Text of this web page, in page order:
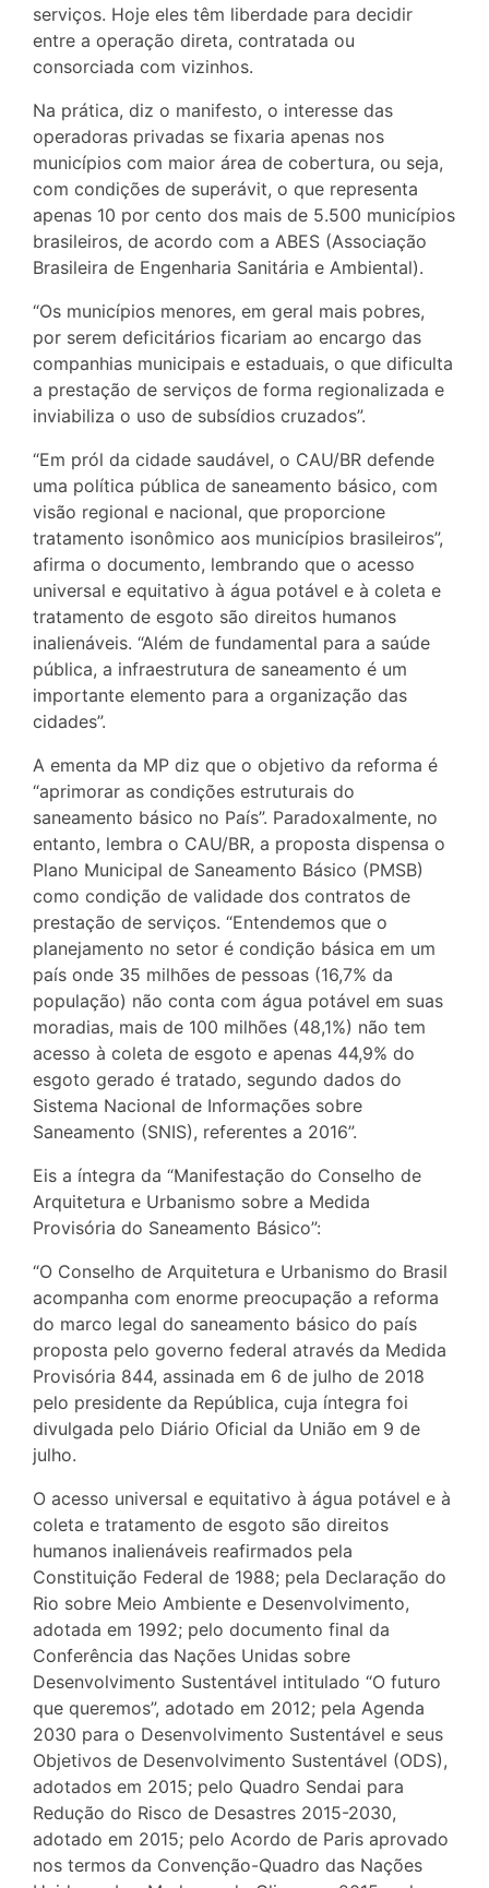
serviços. Hoje eles têm liberdade para decidir
entre a operação direta, contratada ou
consorciada com vizinhos.
Na prática, diz o manifesto, o interesse das
operadoras privadas se fixaria apenas nos
municípios com maior área de cobertura, ou seja,
com condições de superávit, o que representa
apenas 10 por cento dos mais de 5.500 municípios
brasileiros, de acordo com a ABES (Associação
Brasileira de Engenharia Sanitária e Ambiental).
“Os municípios menores, em geral mais pobres,
por serem deficitários ficariam ao encargo das
companhias municipais e estaduais, o que dificulta
a prestação de serviços de forma regionalizada e
inviabiliza o uso de subsídios cruzados”.
“Em pról da cidade saudável, o CAU/BR defende
uma política pública de saneamento básico, com
visão regional e nacional, que proporcione
tratamento isonômico aos municípios brasileiros”,
afirma o documento, lembrando que o acesso
universal e equitativo à água potável e à coleta e
tratamento de esgoto são direitos humanos
inalienáveis. “Além de fundamental para a saúde
pública, a infraestrutura de saneamento é um
importante elemento para a organização das
cidades”.
A ementa da MP diz que o objetivo da reforma é
“aprimorar as condições estruturais do
saneamento básico no País”. Paradoxalmente, no
entanto, lembra o CAU/BR, a proposta dispensa o
Plano Municipal de Saneamento Básico (PMSB)
como condição de validade dos contratos de
prestação de serviços. “Entendemos que o
planejamento no setor é condição básica em um
país onde 35 milhões de pessoas (16,7% da
população) não conta com água potável em suas
moradias, mais de 100 milhões (48,1%) não tem
acesso à coleta de esgoto e apenas 44,9% do
esgoto gerado é tratado, segundo dados do
Sistema Nacional de Informações sobre
Saneamento (SNIS), referentes a 2016”.
Eis a íntegra da “Manifestação do Conselho de
Arquitetura e Urbanismo sobre a Medida
Provisória do Saneamento Básico”:
“O Conselho de Arquitetura e Urbanismo do Brasil
acompanha com enorme preocupação a reforma
do marco legal do saneamento básico do país
proposta pelo governo federal através da Medida
Provisória 844, assinada em 6 de julho de 2018
pelo presidente da República, cuja íntegra foi
divulgada pelo Diário Oficial da União em 9 de
julho.
O acesso universal e equitativo à água potável e à
coleta e tratamento de esgoto são direitos
humanos inalienáveis reafirmados pela
Constituição Federal de 1988; pela Declaração do
Rio sobre Meio Ambiente e Desenvolvimento,
adotada em 1992; pelo documento final da
Conferência das Nações Unidas sobre
Desenvolvimento Sustentável intitulado “O futuro
que queremos”, adotado em 2012; pela Agenda
2030 para o Desenvolvimento Sustentável e seus
Objetivos de Desenvolvimento Sustentável (ODS),
adotados em 2015; pelo Quadro Sendai para
Redução do Risco de Desastres 2015-2030,
adotado em 2015; pelo Acordo de Paris aprovado
nos termos da Convenção-Quadro das Nações